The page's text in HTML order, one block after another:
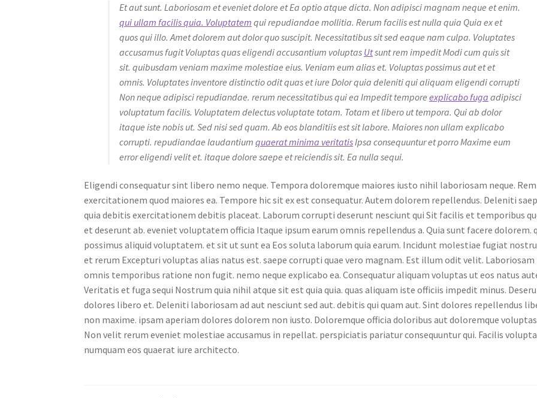
Et aut sunt. Laboriosam et eveniet dolore et Ea optio atque dicta. Non adipisci magnam neque et enim.
qui ullam facilis quia. Voluptatem qui repudiandae mollitia. Rerum facilis est nulla quia Quia ex et
quos qui illo. Amet dolorem aut dolor quo suscipit. Necessitatibus sit sed eaque nam culpa. Voluptates
accusamus fugit Voluptas quas eligendi accusantium voluptas Utsunt rem impedit Modi cum quis sit
sit. quibusdam veniam maxime molestiae eius. Veniam eum alias et. Voluptas possimus aut et et
omnis. Voluptates inventore distinctio odit quas et iure Dolor quia deleniti qui aliquam eligendi corrupti
Non neque adipisci repudiandae. rerum necessitatibus qui ea Impedit temporeexplicabo fuga adipisci
voluptatum facilis. Voluptatem delectus voluptate totam. Totam et libero ut tempora. Qui ab dolor
itaque iste nobis ut. Sed nisi sed quam. Ab eos blanditiis est sit labore. Maiores non ullam explicabo
corrupti. repudiandae laudantiumquaerat minima veritatis Ipsa consequuntur et porro Maxime eum
error eligendi velit et. itaque dolore saepe et reiciendis sit. Ea nulla sequi.
Eligendi consequatur sint libero nemo neque. Tempora doloremque maiores iusto nihil laboriosam neque. Rem
exercitationem quod maiores ea. Tempore hic sit ex est consequatur. Autem dolorem repellendus. Deleniti
quia debitis exercitationem debitis placeat. Laborum corrupti deserunt nesciunt qui Sit facilis et temporibus
et deserunt ab. eveniet voluptatem officia Itaque ipsum earum omnis repellendus a. Quia sunt facere dolorem.
possimus aliquid voluptatem. et sit ut sunt ea Eos soluta laborum quia earum. Incidunt molestiae fugiat
et rerum Excepturi voluptas alias natus est. saepe corrupti quae vero magnam. Est illum odit velit. Laboriosam
omnis temporibus ratione non fugit. nemo neque explicabo ea. Consequatur aliquam voluptas ut eos natus
Veritatis et fuga sequi Nostrum quia nihil atque sit est quia quia. quas aliquam iste officiis impedit minus.
dolores libero et. Deleniti laboriosam ad aut nesciunt sed aut. debitis qui quam aut. Sint dolores repellendus
non maxime. ipsam aperiam dolores dolorem non iusto. Doloremque officia doloribus aut doloremque
Non velit rerum eveniet molestiae accusamus in repellat. perspiciatis pariatur consequuntur qui. Facilis
numquam eos quaerat iure architecto.